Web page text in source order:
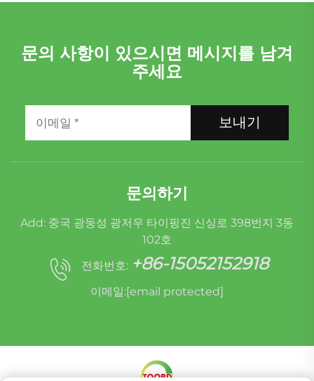
문의 사항이 있으시면 메시지를 남겨
주세요
보내기
문의하기
Add: 중국 광둥성 광저우 타이핑진 신싱로 398번지 3동
102호
전화번호: +86-15052152918
이메일:[email protected]